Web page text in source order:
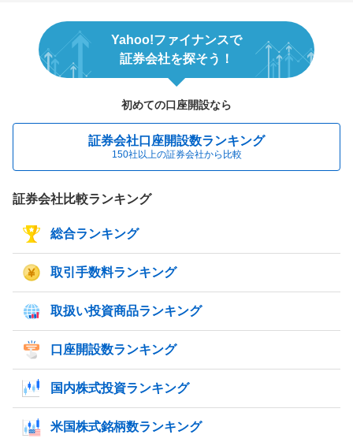
Yahoo!ファイナンスで
証券会社を探そう！
初めての口座開設なら
証券会社口座開設数ランキング
150社以上の証券会社から比較
証券会社比較ランキング
総合ランキング
取引手数料ランキング
取扱い投資商品ランキング
口座開設数ランキング
国内株式投資ランキング
米国株式銘柄数ランキング